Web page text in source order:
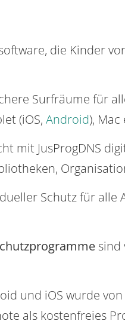
die Kinder
Surfräume für
(iOS, Android), Mac
mit JusProgDNS
Schutz für alle
sind
und iOS wurde
als kostenfreies